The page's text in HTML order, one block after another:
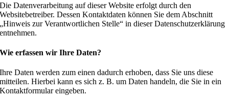
Die Datenverarbeitung auf dieser Website erfolgt durch den
Websitebetreiber. Dessen Kontaktdaten können Sie dem Abschnitt
„Hinweis zur Verantwortlichen Stelle“ in dieser Datenschutzerklärung
entnehmen.
Wie erfassen wir Ihre Daten?
Ihre Daten werden zum einen dadurch erhoben, dass Sie uns diese
mitteilen. Hierbei kann es sich z. B. um Daten handeln, die Sie in ein
Kontaktformular eingeben.